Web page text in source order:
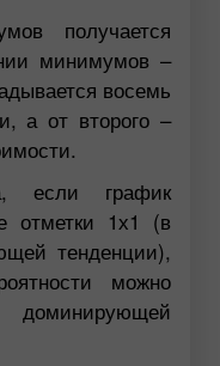
получается
минимумов –
восемь
а от второго –
если график
отметки 1х1 (в
тенденции),
можно